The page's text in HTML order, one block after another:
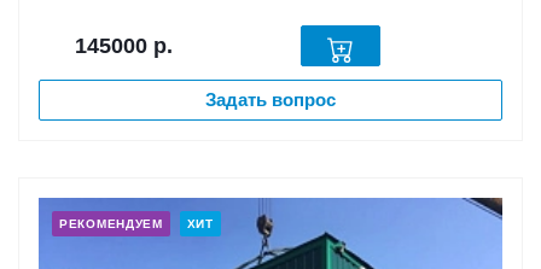
145000 р.
Задать вопрос
РЕКОМЕНДУЕМ ХИТ